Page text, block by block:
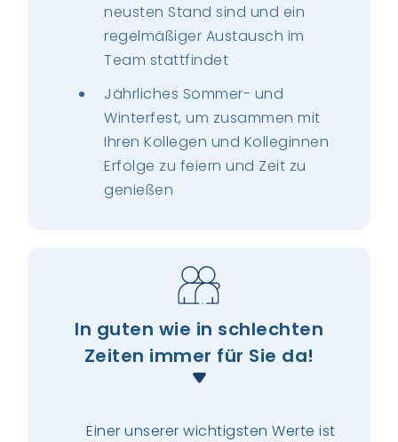
neusten Stand sind und ein
regelmäßiger Austausch im
Team stattfindet
Jährliches Sommer- und
Winterfest, um zusammen mit
Ihren Kollegen und Kolleginnen
Erfolge zu feiern und Zeit zu
genießen
In guten wie in schlechten
Zeiten immer für Sie da!
Einer unserer wichtigsten Werte ist